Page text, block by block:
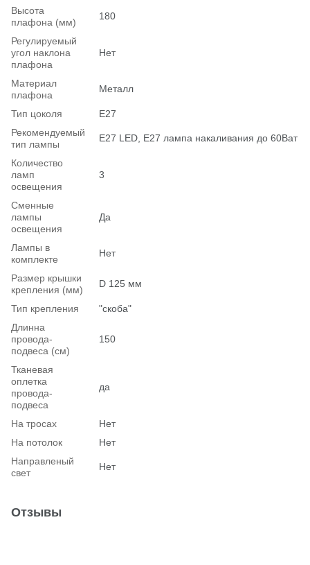
Высота
плафона (мм)
180
Регулируемый
угол наклона
плафона
Нет
Материал
плафона
Металл
Тип цоколя
E27
Рекомендуемый
тип лампы
Е27 LED, E27 лампа накаливания до 60Ват
Количество
ламп
освещения
3
Сменные
лампы
освещения
Да
Лампы в
комплекте
Нет
Размер крышки
крепления (мм)
D 125 мм
Тип крепления
"скоба"
Длинна
провода-
подвеса (см)
150
Тканевая
оплетка
провода-
подвеса
да
На тросах
Нет
На потолок
Нет
Hаправленый
свет
Нет
Отзывы